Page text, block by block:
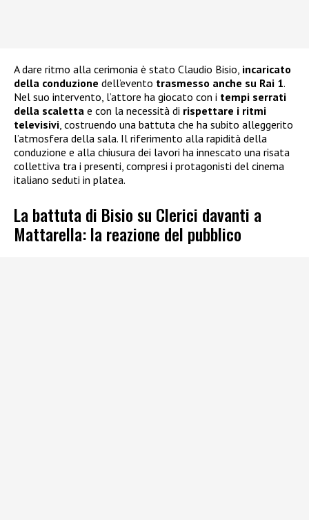
A dare ritmo alla cerimonia è stato Claudio Bisio, incaricato
della conduzione dell’evento trasmesso anche su Rai 1.
Nel suo intervento, l’attore ha giocato con i tempi serrati
della scaletta e con la necessità di rispettare i ritmi
televisivi , costruendo una battuta che ha subito alleggerito
l’atmosfera della sala. Il riferimento alla rapidità della
conduzione e alla chiusura dei lavori ha innescato una risata
collettiva tra i presenti, compresi i protagonisti del cinema
italiano seduti in platea.
La battuta di Bisio su Clerici davanti a
Mattarella: la reazione del pubblico